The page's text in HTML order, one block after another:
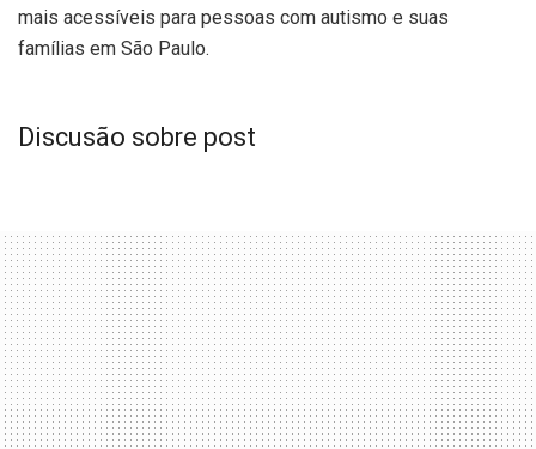
mais acessíveis para pessoas com autismo e suas
famílias em São Paulo.
Discusão sobre post